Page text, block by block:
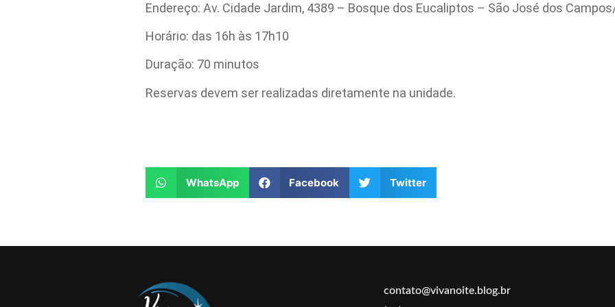
Endereço: Av. Cidade Jardim, 4389 – Bosque dos Eucaliptos – São José dos
Horário: das 16h às 17h10
Duração: 70 minutos
Reservas devem ser realizadas diretamente na unidade.
WhatsApp Facebook Twitter
contato@vivanoite.blog.br